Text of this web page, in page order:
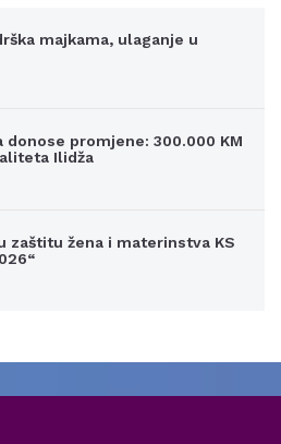
majkama, ulaganje u
donose promjene: 300.000 KM
Ilidža
zaštitu žena i materinstva KS